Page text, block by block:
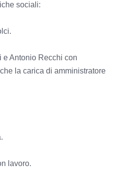
sociali:
Antonio Recchi con
la carica di amministratore
lavoro.